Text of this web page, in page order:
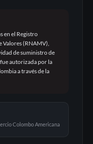
en el Registro
Valores (RNAMV),
de suministro de
autorizada por la
a través de la
Colombo Americana